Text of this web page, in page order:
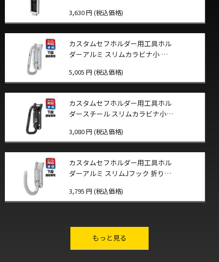
3,630 円 (税込価格)
カスタムセフホルダー用工具ホル
ダーアルミ スリムカラビナ小 折
5,005 円 (税込価格)
カスタムセフホルダー用工具ホル
ダースチール スリムカラビナ小
3,080 円 (税込価格)
カスタムセフホルダー用工具ホル
ダーアルミ スリムJフック 折りた
3,795 円 (税込価格)
もっと見る